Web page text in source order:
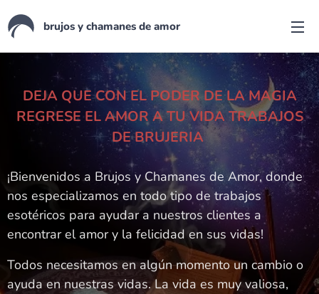
brujos y chamanes de amor
DEJA QUE CON EL PODER DE LA MAGIA
REGRESE EL AMOR A TU VIDA TRABAJOS
DE BRUJERIA
¡Bienvenidos a Brujos y Chamanes de Amor, donde
nos especializamos en todo tipo de trabajos
esotéricos para ayudar a nuestros clientes a
encontrar el amor y la felicidad en sus vidas!
Todos necesitamos en algún momento un cambio o
ayuda en nuestras vidas. La vida es muy valiosa,